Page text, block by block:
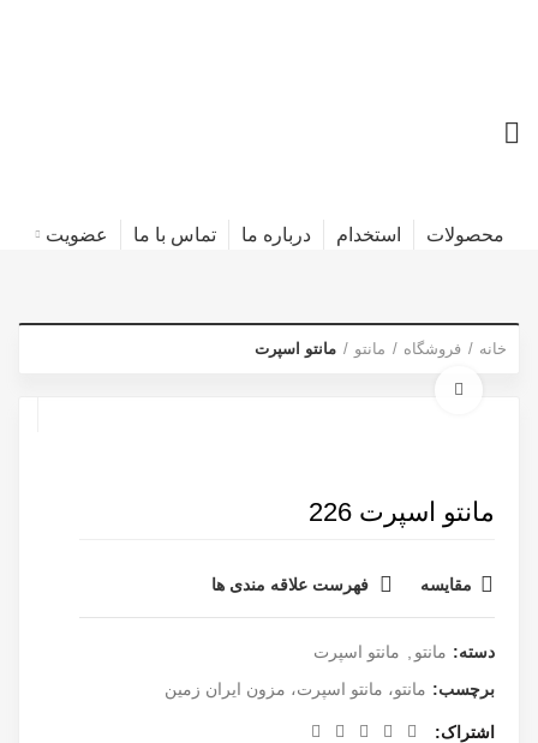
محصولات استخدام درباره ما تماس با ما عضویت
خانه فروشگاه مانتو مانتو اسپرت
مانتو اسپرت 226
مقایسه فهرست علاقه مندی ها
دسته: مانتو
مانتو اسپرت
برچسب: مانتو، مانتو اسپرت، مزون ایران زمین
اشتراک